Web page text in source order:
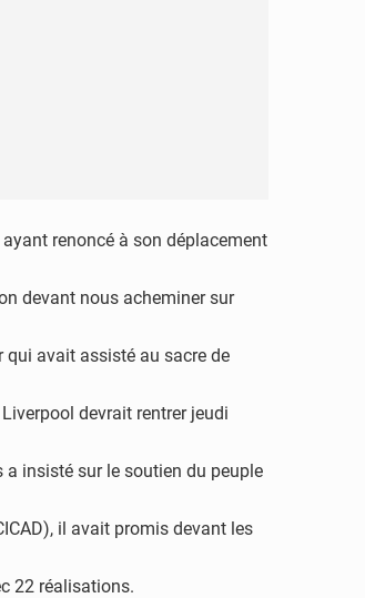
renoncé à son déplacement
devant nous acheminer sur
qui avait assisté au sacre de
devrait rentrer jeudi
a insisté sur le soutien du peuple
il avait promis devant les
22 réalisations.